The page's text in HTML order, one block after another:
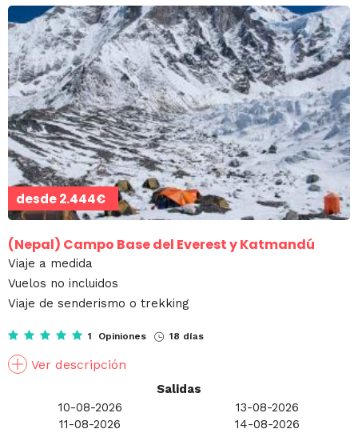
desde2.444€
(Nepal) Campo Base del Everest y Katmandú
Viaje a medida
Vuelos no incluidos
Viaje de senderismo o trekking
1 Opiniones 18 días
Ver descripción
Salidas
10-08-2026
11-08-2026
13-08-2026
14-08-2026